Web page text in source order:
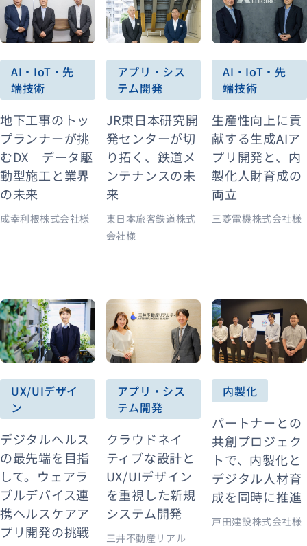
AI・IoT・先
端技術
地下工事のトッ
プランナーが挑
むDX データ駆
動型施工と業界
の未来
成幸利根株式会社様
アプリ・シス
テム開発
JR東日本研究開
発センターが切
り拓く、鉄道メ
ンテナンスの未
来
東日本旅客鉄道株式
会社様
AI・IoT・先
端技術
生産性向上に貢
献する生成AIア
プリ開発と、内
製化人財育成の
両立
三菱電機株式会社様
UX/UIデザイ
ン
デジタルヘルス
の最先端を目指
して。ウェアラ
ブルデバイス連
携ヘルスケアア
プリ開発の挑戦
アプリ・シス
テム開発
クラウドネイ
ティブな設計と
UX/UIデザイン
を重視した新規
システム開発
三井不動産リアル
内製化
パートナーとの
共創プロジェク
トで、内製化と
デジタル人材育
成を同時に推進
戸田建設株式会社様